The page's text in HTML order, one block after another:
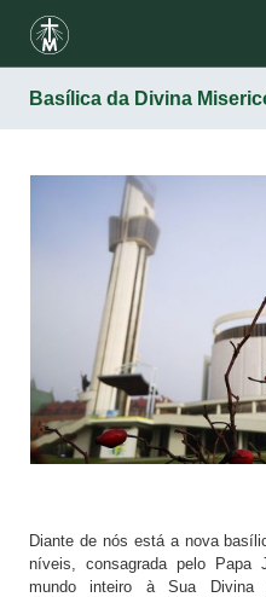
Basílica da Divina
„Casa de Santa Irmã
Convento
„Antoninek” –
Capela de Jesus
Faustina
Oratório – local da
Capela da Paixão de
Capela Communio
Diante de nós está a nova
níveis, consagrada pelo
mundo inteiro à Sua Divina